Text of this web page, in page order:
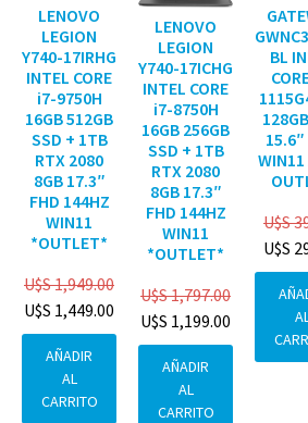
LENOVO
LEGION
Y740-17IRHG
INTEL CORE
i7-9750H
16GB 512GB
SSD + 1TB
RTX 2080
8GB 17.3″
FHD 144HZ
WIN11
*OUTLET*
U$S1,949.00
U$S 1,449.00
AÑADIR
AL
CARRITO
LENOVO
LEGION
Y740-17ICHG
INTEL CORE
i7-8750H
16GB 256GB
SSD + 1TB
RTX 2080
8GB 17.3″
FHD 144HZ
WIN11
*OUTLET*
U$S1,797.00
U$S 1,199.00
AÑADIR
AL
CARRITO
BL
15.6″
U$S
U$S